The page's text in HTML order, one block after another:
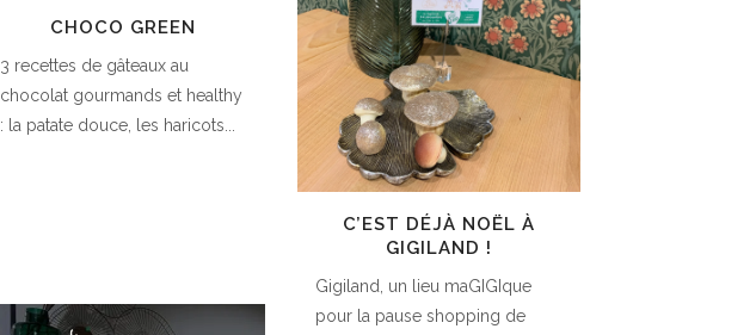
CHOCO GREEN
3 recettes de gâteaux au
chocolat gourmands et healthy
: la patate douce, les haricots...
C’EST DÉJÀ NOËL À
GIGILAND !
Gigiland, un lieu maGIGIque
pour la pause shopping de